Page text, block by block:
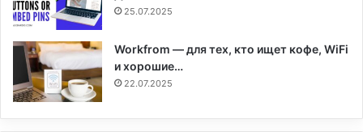
25.07.2025
Workfrom — для тех, кто ищет кофе, WiFi
и хорошие…
22.07.2025